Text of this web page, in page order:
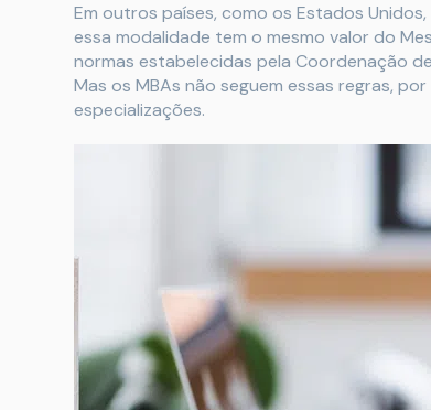
Em outros países, como os Estados
essa modalidade tem o mesmo valor do
normas estabelecidas pela Coordenação
Mas os MBAs não seguem essas regras,
especializações.